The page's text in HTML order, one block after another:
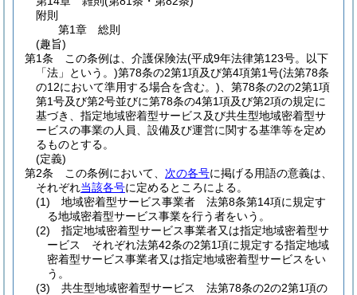
附則
第1章
総則
(趣旨)
第1条
この条例は、介護保険法(平成9年法律第123号。以下
「法」という。)第78条の2第1項及び第4項第1号(法第78条
の12において準用する場合を含む。) 、第78条の2の2第1項
第1号及び第2号並びに第78条の4第1項及び第2項の規定に
基づき、指定地域密着型サービス及び共生型地域密着型サ
ービスの事業の人員、設備及び運営に関する基準等を定め
るものとする。
(定義)
第2条
この条例において、 次の各号に掲げる用語の意義は、
それぞれ当該各号に定めるところによる。
(1)
地域密着型サービス事業者 法第8条第14項に規定す
る地域密着型サービス事業を行う者をいう。
(2)
指定地域密着型サービス事業者又は指定地域密着型サ
ービス それぞれ法第42条の2第1項に規定する指定地域
密着型サービス事業者又は指定地域密着型サービスをい
う。
(3)
共生型地域密着型サービス 法第78条の2の2第1項の